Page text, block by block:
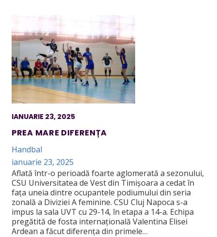
IANUARIE 23, 2025
PREA MARE DIFERENȚA
Handbal
ianuarie 23, 2025
Aflată într-o perioadă foarte aglomerată a sezonului,
CSU Universitatea de Vest din Timișoara a cedat în
fața uneia dintre ocupantele podiumului din seria
zonală a Diviziei A feminine. CSU Cluj Napoca s-a
impus la sala UVT cu 29-14, în etapa a 14-a. Echipa
pregătită de fosta internațională Valentina Elisei
Ardean a făcut diferența din primele…